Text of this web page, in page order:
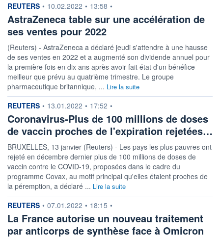
information fournie par
REUTERS • 10.02.2022 • 13:58 •
AstraZeneca table sur une accélération de
ses ventes pour 2022
(Reuters) - AstraZeneca a déclaré jeudi s'attendre à une hausse
de ses ventes en 2022 et a augmenté son dividende annuel pour
la première fois en dix ans après avoir fait état d'un bénéfice
meilleur que prévu au quatrième trimestre. Le groupe
pharmaceutique britannique, ... Lire la suite
information fournie par
REUTERS • 13.01.2022 • 17:52 •
Coronavirus-Plus de 100 millions de doses
de vaccin proches de l'expiration rejetées…
BRUXELLES, 13 janvier (Reuters) - Les pays les plus pauvres ont
rejeté en décembre dernier plus de 100 millions de doses de
vaccin contre le COVID-19, proposées dans le cadre du
programme Covax, au motif principal qu'elles étaient proches de
la péremption, a déclaré ... Lire la suite
information fournie par
REUTERS • 07.01.2022 • 18:15 •
La France autorise un nouveau traitement
par anticorps de synthèse face à Omicron